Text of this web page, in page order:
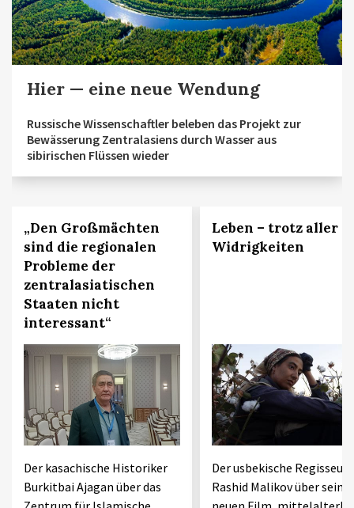
Hier — eine neue Wendung
Russische Wissenschaftler beleben das Projekt zur
Bewässerung Zentralasiens durch Wasser aus
sibirischen Flüssen wieder
„Den Großmächten
sind die regionalen
Probleme der
zentralasiatischen
Staaten nicht
interessant“
Der kasachische Historiker
Burkitbai Ajagan über das
Leben – trotz aller
Widrigkeiten
Der usbekische Regisseur
Rashid Malikov über